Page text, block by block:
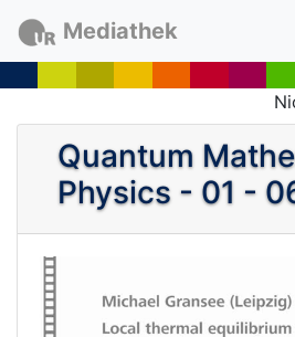
Mediathek
Quantum
Physics - 01 -